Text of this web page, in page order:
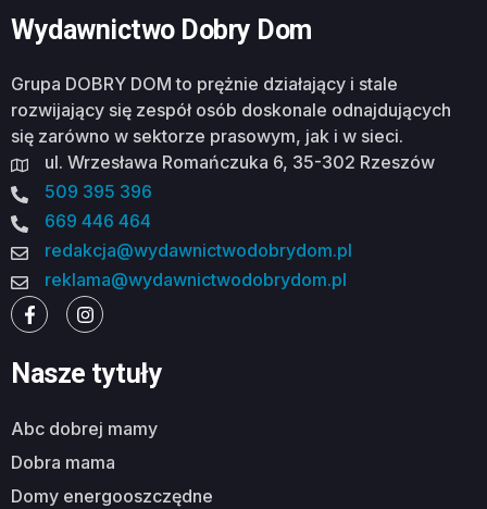
Wydawnictwo Dobry Dom
Grupa DOBRY DOM to prężnie działający i stale
rozwijający się zespół osób doskonale odnajdujących
się zarówno w sektorze prasowym, jak i w sieci.
ul. Wrzesława Romańczuka 6, 35-302 Rzeszów
509 395 396
669 446 464
redakcja@wydawnictwodobrydom.pl
reklama@wydawnictwodobrydom.pl
Nasze tytuły
abc dobrej mamy
dobra mama
domy energooszczędne